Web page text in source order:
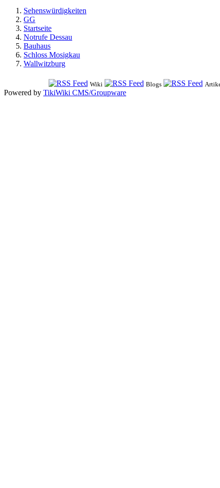
Sehenswürdigkeiten
GG
Startseite
Notrufe Dessau
Bauhaus
Schloss Mosigkau
Wallwitzburg
Wiki Blogs
Powered by TikiWiki CMS/Groupware